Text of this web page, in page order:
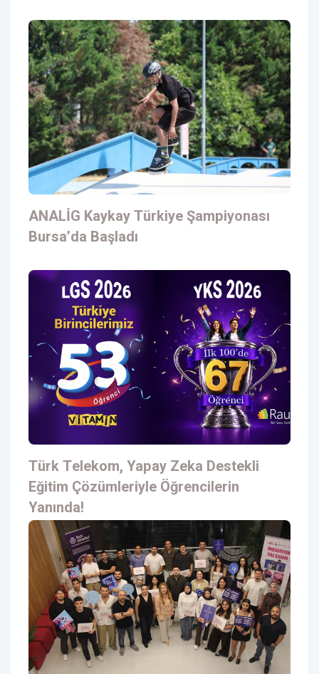
ANALİG Kaykay Türkiye Şampiyonası
Bursa’da Başladı
Türk Telekom, Yapay Zeka Destekli
Eğitim Çözümleriyle Öğrencilerin
Yanında!